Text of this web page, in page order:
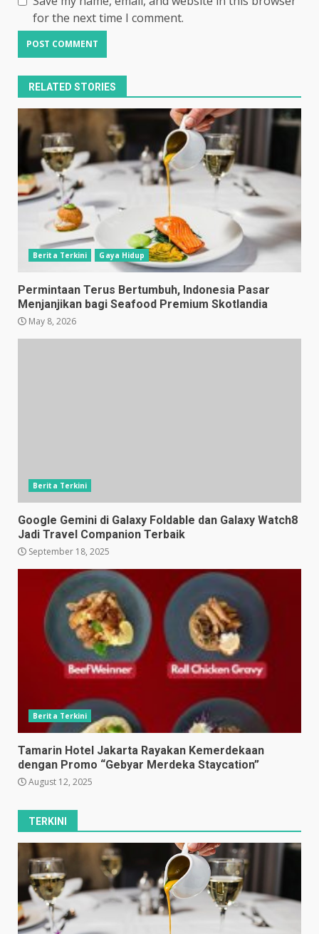
for the next time I comment.
RELATED STORIES
Berita Terkini Gaya Hidup
Permintaan Terus Bertumbuh, Indonesia Pasar
Menjanjikan bagi Seafood Premium Skotlandia
May 8, 2026
Berita Terkini
Google Gemini di Galaxy Foldable dan Galaxy Watch8
Jadi Travel Companion Terbaik
September 18, 2025
Berita Terkini
Tamarin Hotel Jakarta Rayakan Kemerdekaan
dengan Promo “Gebyar Merdeka Staycation”
August 12, 2025
TERKINI